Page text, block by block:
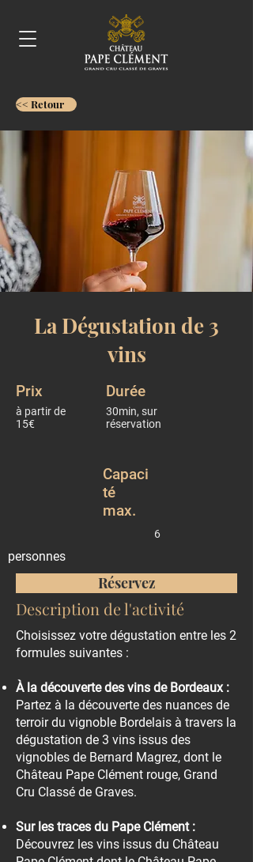
<< Retour
La Dégustation de 3
vins
Prix
à partir de
15€
Durée
30min, sur
réservation
Capaci
té
max.
6
personnes
Réservez
Description de l'activité
Choisissez votre dégustation entre les 2
formules suivantes :
À la découverte des vins de Bordeaux :
Partez à la découverte des nuances de
terroir du vignoble Bordelais à travers la
dégustation de 3 vins issus des
vignobles de Bernard Magrez, dont le
Château Pape Clément rouge, Grand
Cru Classé de Graves.
Sur les traces du Pape Clément :
Découvrez les vins issus du Château